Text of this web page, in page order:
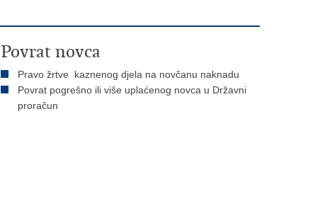
Povrat novca
Pravo žrtve kaznenog djela na novčanu naknadu
Povrat pogrešno ili više uplaćenog novca u Državni
proračun